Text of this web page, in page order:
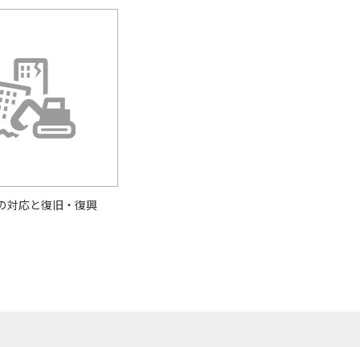
対応と復旧・復興